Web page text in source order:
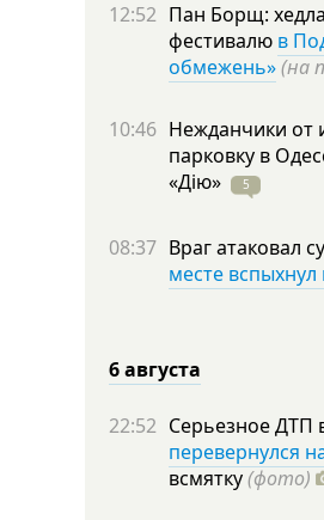
12:52 Пан Борщ:
фестивалю в
обмежень»(на
10:46 Нежданчики от
парковку в
«Дію»
5
08:37 Враг атаковал
месте
6 августа
22:52 Серьезное ДТП
перевернулся
всмятку(фото)